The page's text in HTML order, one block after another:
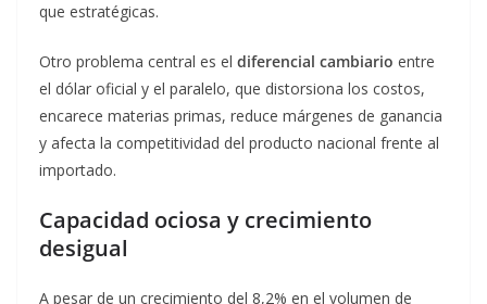
que estratégicas.
Otro problema central es el diferencial cambiario entre
el dólar oficial y el paralelo, que distorsiona los costos,
encarece materias primas, reduce márgenes de ganancia
y afecta la competitividad del producto nacional frente al
importado.
Capacidad ociosa y crecimiento
desigual
A pesar de un crecimiento del 8,2% en el volumen de